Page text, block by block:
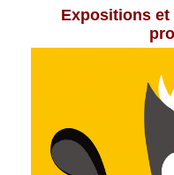
Expositions et